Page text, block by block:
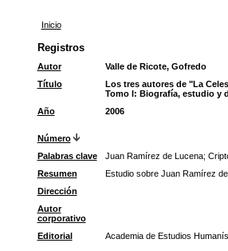
Inicio
Registros
Autor
Valle de Ricote, Gofredo
Título
Los tres autores de "La
Tomo I: Biografía, estudio y
Año 2006
Número
Palabras clave
Juan Ramírez de Lucena;
Resumen
Estudio sobre Juan Ramírez
Dirección
Autor
corporativo
Editorial Academia de Estudios